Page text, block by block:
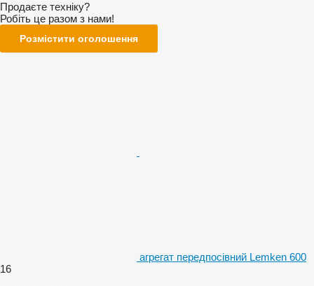
Продаєте техніку?
Робіть це разом з нами!
Розмістити оголошення
агрегат передпосівний Lemken 600
16